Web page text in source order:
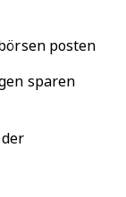
posten
sparen